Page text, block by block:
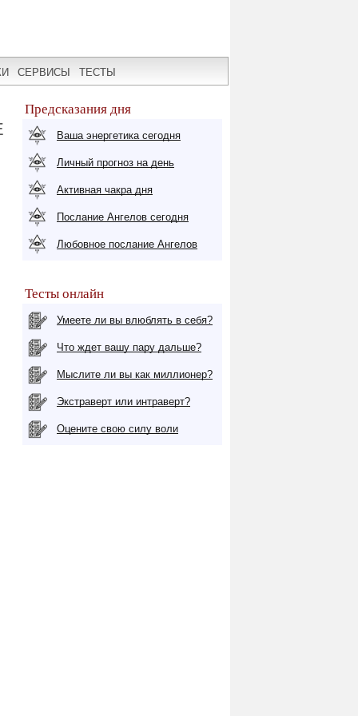
СЕРВИСЫ ТЕСТЫ
Предсказания дня
Ваша энергетика сегодня
Личный прогноз на день
Активная чакра дня
Послание Ангелов сегодня
Любовное послание Ангелов
Тесты онлайн
Умеете ли вы влюблять в себя?
Что ждет вашу пару дальше?
Мыслите ли вы как миллионер?
Экстраверт или интраверт?
Оцените свою силу воли